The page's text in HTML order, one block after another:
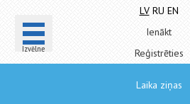
Izvēlne
LV RU EN
Ienākt
Reģistrēties
Laika ziņas